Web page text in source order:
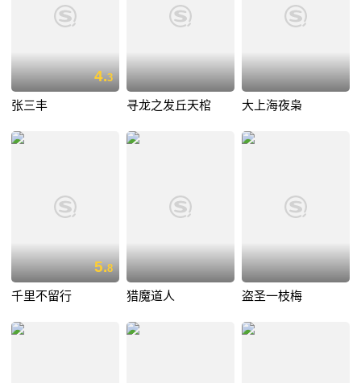
4.3
张三丰 寻龙之发丘天棺 大上海夜枭
5.8
千里不留行 猎魔道人 盗圣一枝梅